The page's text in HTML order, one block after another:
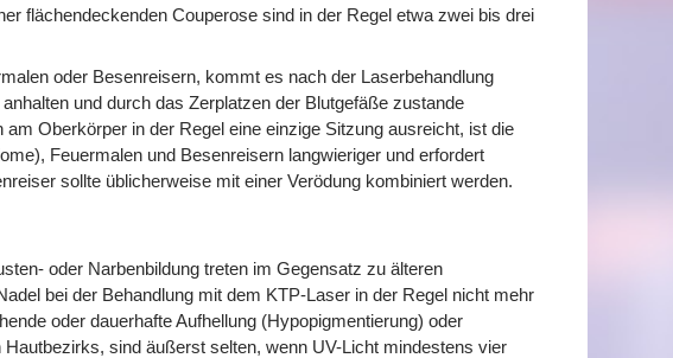
flächendeckenden Couperose sind in der Regel etwa zwei bis drei
oder Besenreisern, kommt es nach der Laserbehandlung
und durch das Zerplatzen der Blutgefäße zustande
Oberkörper in der Regel eine einzige Sitzung ausreicht, ist die
Feuermalen und Besenreisern langwieriger und erfordert
sollte üblicherweise mit einer Verödung kombiniert werden.
oder Narbenbildung treten im Gegensatz zu älteren
bei der Behandlung mit dem KTP-Laser in der Regel nicht mehr
oder dauerhafte Aufhellung (Hypopigmentierung) oder
sind äußerst selten, wenn UV-Licht mindestens vier